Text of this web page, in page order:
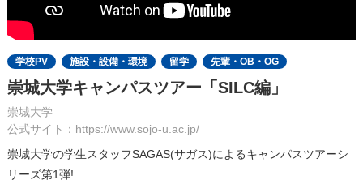
学校PV 施設・設備・環境 留学 先輩・OB・OG
崇城大学キャンパスツアー「SILC編」
崇城大学
公式サイト：https://www.sojo-u.ac.jp/
崇城大学の学生スタッフSAGAS(サガス)によるキャンパスツアーシ
リーズ第1弾!